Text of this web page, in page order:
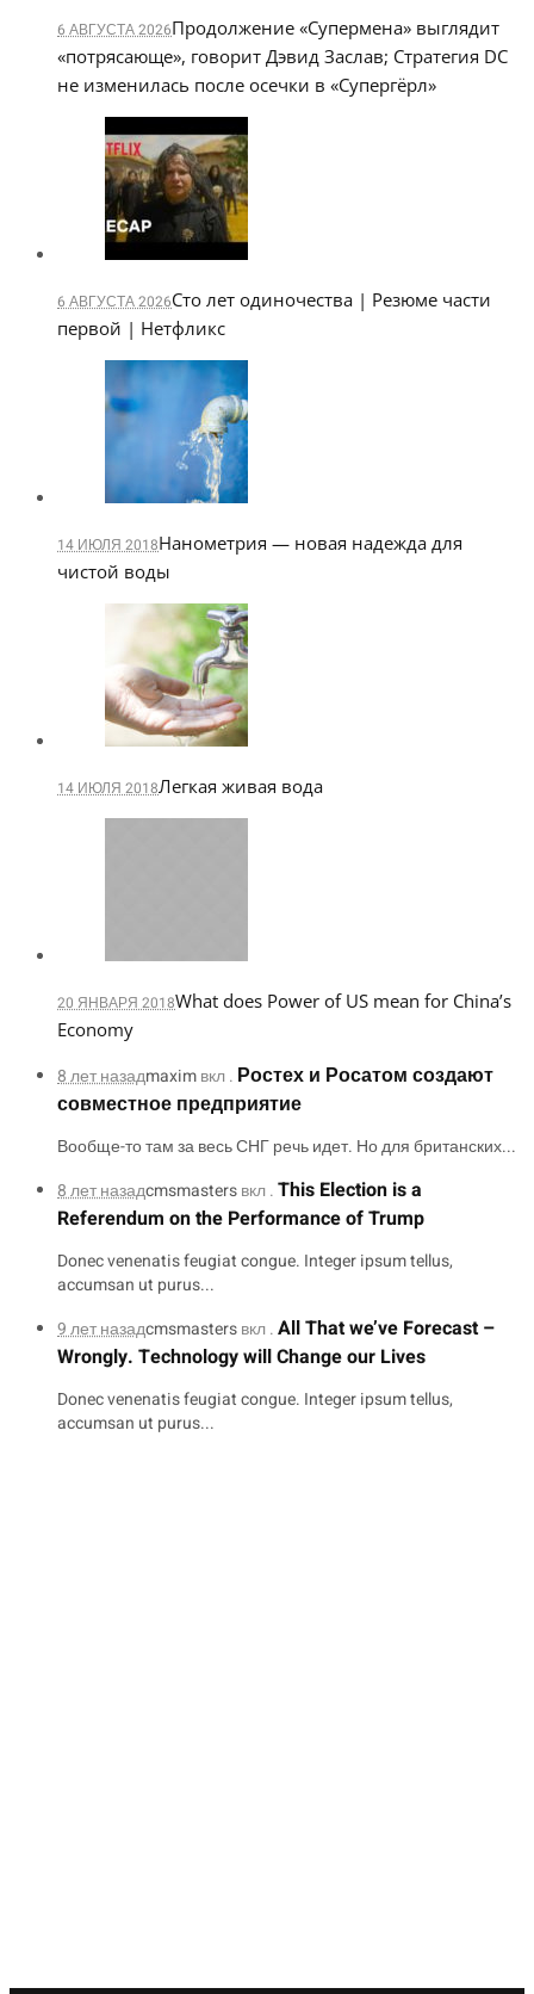
6 АВГУСТА 2026Продолжение «Супермена» выглядит
«потрясающе», говорит Дэвид Заслав; Стратегия DC
не изменилась после осечки в «Супергёрл»
6 АВГУСТА 2026Сто лет одиночества | Резюме части
первой | Нетфликс
14 ИЮЛЯ 2018Нанометрия — новая надежда для
чистой воды
14 ИЮЛЯ 2018Легкая живая вода
20 ЯНВАРЯ 2018What does Power of US mean for China’s
Economy
8 лет назадmaximвкл . Ростех и Росатом создают
совместное предприятие
Вообще-то там за весь СНГ речь идет. Но для британских...
8 лет назадcmsmastersвкл .This Election is a
Referendum on the Performance of Trump
Donec venenatis feugiat congue. Integer ipsum tellus,
accumsan ut purus...
9 лет назадcmsmastersвкл .All That we’ve Forecast –
Wrongly. Technology will Change our Lives
Donec venenatis feugiat congue. Integer ipsum tellus,
accumsan ut purus...